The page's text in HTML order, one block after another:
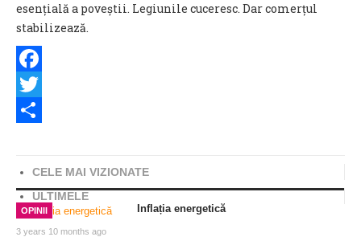
esențială a poveștii. Legiunile cuceresc. Dar comerțul
stabilizează.
Facebook
Twitter
CELE MAI VIZIONATE
ULTIMELE
OPINII
3 years 10 months ago
Inflația energetică